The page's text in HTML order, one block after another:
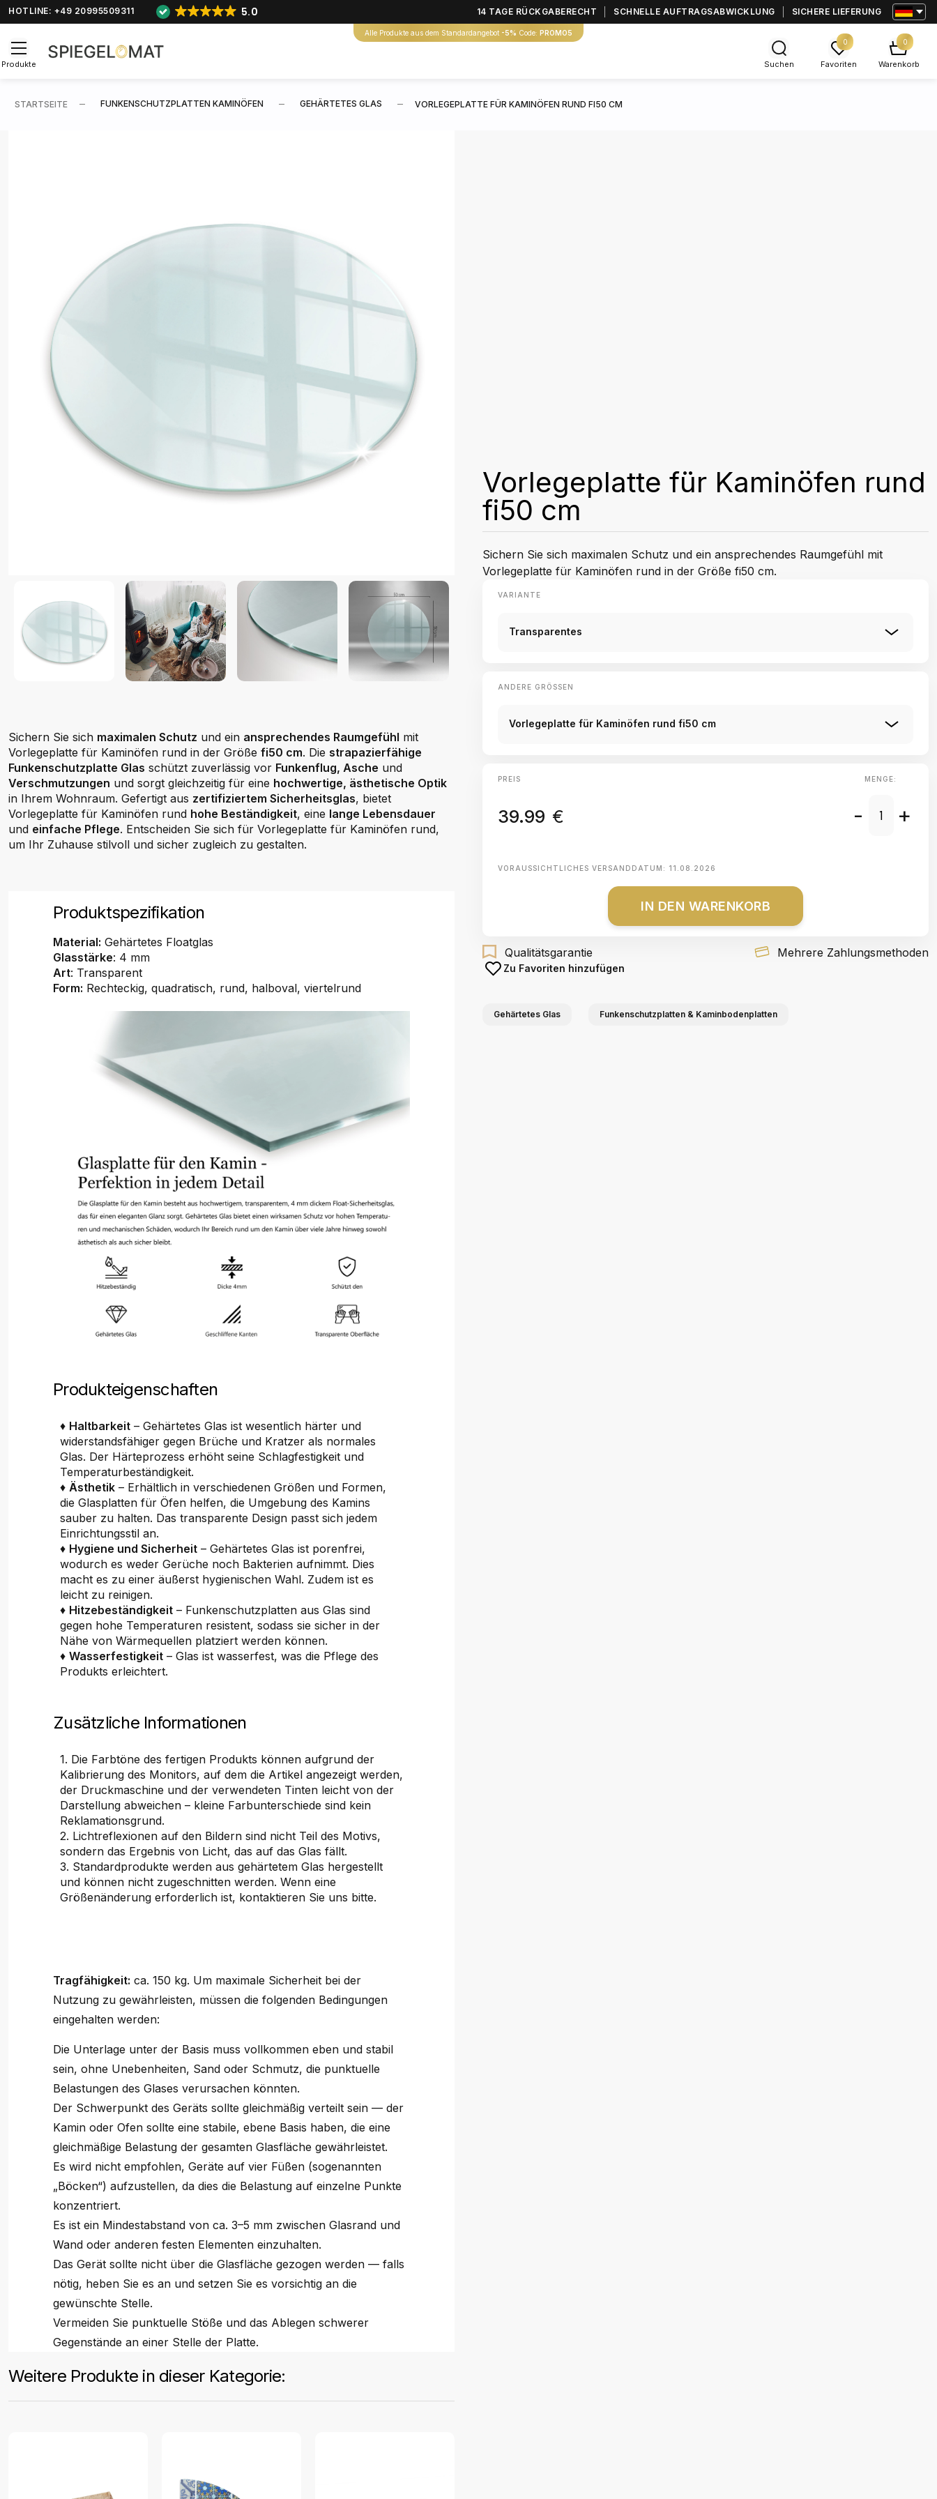
HOTLINE: +49 20995509311 5.0 14 TAGE RÜCKGABERECHT SCHNELLE AUFTRAGSABWICKLUNG SICHERE LIEFERUNG
Alle Produkte aus dem Standardangebot -5% Code: PROMO5
Produkte Suchen
0
Favoriten
0
Warenkorb
STARTSEITE FUNKENSCHUTZPLATTEN KAMINÖFEN GEHÄRTETES GLAS VORLEGEPLATTE FÜR KAMINÖFEN RUND FI50 CM
Sichern Sie sich maximalen Schutz und ein ansprechendes Raumgefühl mit
Vorlegeplatte für Kaminöfen rund in der Größe fi50 cm. Die strapazierfähige
Funkenschutzplatte Glas schützt zuverlässig vor Funkenflug, Asche und
Verschmutzungen und sorgt gleichzeitig für eine hochwertige, ästhetische Optik
in Ihrem Wohnraum. Gefertigt aus zertifiziertem Sicherheitsglas, bietet
Vorlegeplatte für Kaminöfen rund hohe Beständigkeit, eine lange Lebensdauer
und einfache Pflege. Entscheiden Sie sich für Vorlegeplatte für Kaminöfen rund,
um Ihr Zuhause stilvoll und sicher zugleich zu gestalten.
Produktspezifikation
Material: Gehärtetes Floatglas
Glasstärke: 4 mm
Art: Transparent
Form: Rechteckig, quadratisch, rund, halboval, viertelrund
Produkteigenschaften
♦ Haltbarkeit – Gehärtetes Glas ist wesentlich härter und
widerstandsfähiger gegen Brüche und Kratzer als normales
Glas. Der Härteprozess erhöht seine Schlagfestigkeit und
Temperaturbeständigkeit.
♦ Ästhetik – Erhältlich in verschiedenen Größen und Formen,
die Glasplatten für Öfen helfen, die Umgebung des Kamins
sauber zu halten. Das transparente Design passt sich jedem
Einrichtungsstil an.
♦ Hygiene und Sicherheit – Gehärtetes Glas ist porenfrei,
wodurch es weder Gerüche noch Bakterien aufnimmt. Dies
macht es zu einer äußerst hygienischen Wahl. Zudem ist es
leicht zu reinigen.
♦ Hitzebeständigkeit – Funkenschutzplatten aus Glas sind
gegen hohe Temperaturen resistent, sodass sie sicher in der
Nähe von Wärmequellen platziert werden können.
♦ Wasserfestigkeit – Glas ist wasserfest, was die Pflege des
Produkts erleichtert.
Zusätzliche Informationen
1. Die Farbtöne des fertigen Produkts können aufgrund der
Kalibrierung des Monitors, auf dem die Artikel angezeigt werden,
der Druckmaschine und der verwendeten Tinten leicht von der
Darstellung abweichen – kleine Farbunterschiede sind kein
Reklamationsgrund.
2. Lichtreflexionen auf den Bildern sind nicht Teil des Motivs,
sondern das Ergebnis von Licht, das auf das Glas fällt.
3. Standardprodukte werden aus gehärtetem Glas hergestellt
und können nicht zugeschnitten werden. Wenn eine
Größenänderung erforderlich ist, kontaktieren Sie uns bitte.
Tragfähigkeit: ca. 150 kg. Um maximale Sicherheit bei der
Nutzung zu gewährleisten, müssen die folgenden Bedingungen
eingehalten werden:
Die Unterlage unter der Basis muss vollkommen eben und stabil
sein, ohne Unebenheiten, Sand oder Schmutz, die punktuelle
Belastungen des Glases verursachen könnten.
Der Schwerpunkt des Geräts sollte gleichmäßig verteilt sein — der
Kamin oder Ofen sollte eine stabile, ebene Basis haben, die eine
gleichmäßige Belastung der gesamten Glasfläche gewährleistet.
Es wird nicht empfohlen, Geräte auf vier Füßen (sogenannten
„Böcken“) aufzustellen, da dies die Belastung auf einzelne Punkte
konzentriert.
Es ist ein Mindestabstand von ca. 3–5 mm zwischen Glasrand und
Wand oder anderen festen Elementen einzuhalten.
Das Gerät sollte nicht über die Glasfläche gezogen werden — falls
nötig, heben Sie es an und setzen Sie es vorsichtig an die
gewünschte Stelle.
Vermeiden Sie punktuelle Stöße und das Ablegen schwerer
Gegenstände an einer Stelle der Platte.
Weitere Produkte in dieser Kategorie:
Vorlegeplatte für Kaminöfen rund
fi50 cm
Sichern Sie sich maximalen Schutz und ein ansprechendes Raumgefühl mit
Vorlegeplatte für Kaminöfen rund in der Größe fi50 cm.
VARIANTE
Transparentes
ANDERE GRÖSSEN
Vorlegeplatte für Kaminöfen rund fi50 cm
PREIS
39.99 €
MENGE:
- +
VORAUSSICHTLICHES VERSANDDATUM: 11.08.2026
IN DEN WARENKORB
Qualitätsgarantie Mehrere Zahlungsmethoden
Zu Favoriten hinzufügen
Gehärtetes Glas Funkenschutzplatten & Kaminbodenplatten